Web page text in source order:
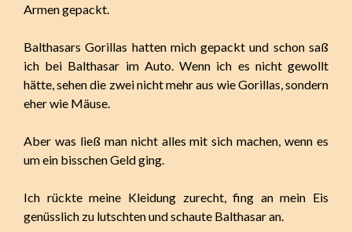
Armen gepackt.
Balthasars Gorillas hatten mich gepackt und schon saß
ich bei Balthasar im Auto. Wenn ich es nicht gewollt
hätte, sehen die zwei nicht mehr aus wie Gorillas, sondern
eher wie Mäuse.
Aber was ließ man nicht alles mit sich machen, wenn es
um ein bisschen Geld ging.
Ich rückte meine Kleidung zurecht, fing an mein Eis
genüsslich zu lutschten und schaute Balthasar an.